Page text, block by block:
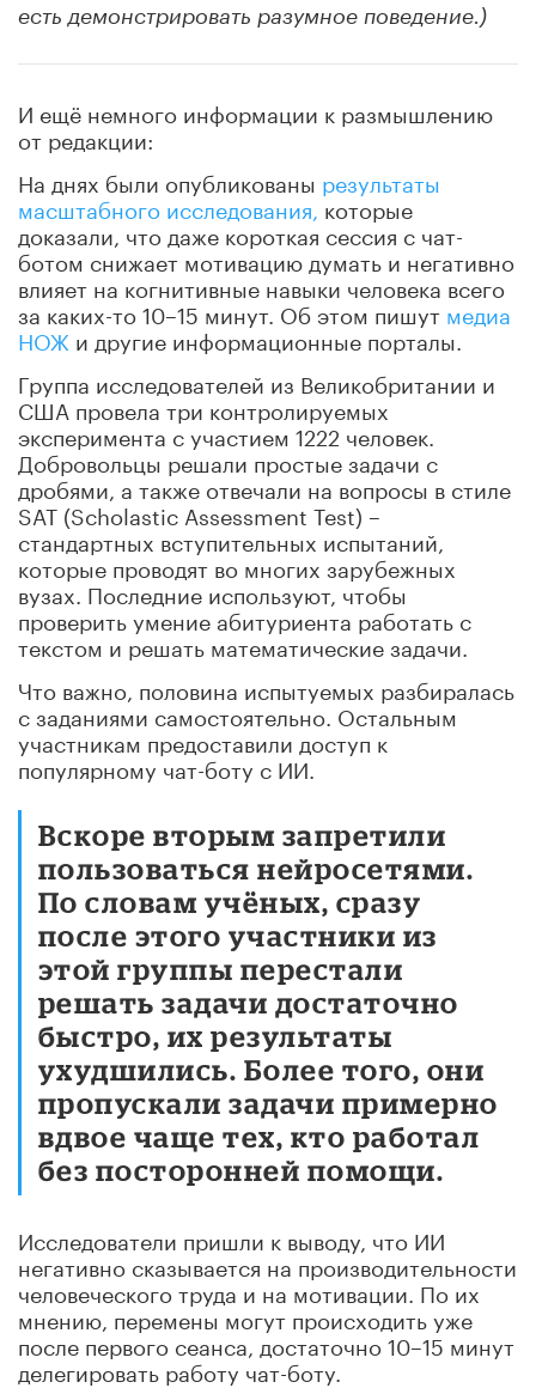
есть демонстрировать разумное поведение.)
И ещё немного информации к размышлению
от редакции:
На днях были опубликованы результаты
масштабного исследования, которые
доказали, что даже короткая сессия с чат-
ботом снижает мотивацию думать и негативно
влияет на когнитивные навыки человека всего
за каких-то 10–15 минут. Об этом пишут медиа
НОЖ и другие информационные порталы.
Группа исследователей из Великобритании и
США провела три контролируемых
эксперимента с участием 1222 человек.
Добровольцы решали простые задачи с
дробями, а также отвечали на вопросы в стиле
SAT (Scholastic Assessment Test) –
стандартных вступительных испытаний,
которые проводят во многих зарубежных
вузах. Последние используют, чтобы
проверить умение абитуриента работать с
текстом и решать математические задачи.
Что важно, половина испытуемых разбиралась
с заданиями самостоятельно. Остальным
участникам предоставили доступ к
популярному чат-боту с ИИ.
Вскоре вторым запретили
пользоваться нейросетями.
По словам учёных, сразу
после этого участники из
этой группы перестали
решать задачи достаточно
быстро, их результаты
ухудшились. Более того, они
пропускали задачи примерно
вдвое чаще тех, кто работал
без посторонней помощи.
Исследователи пришли к выводу, что ИИ
негативно сказывается на производительности
человеческого труда и на мотивации. По их
мнению, перемены могут происходить уже
после первого сеанса, достаточно 10–15 минут
делегировать работу чат-боту.